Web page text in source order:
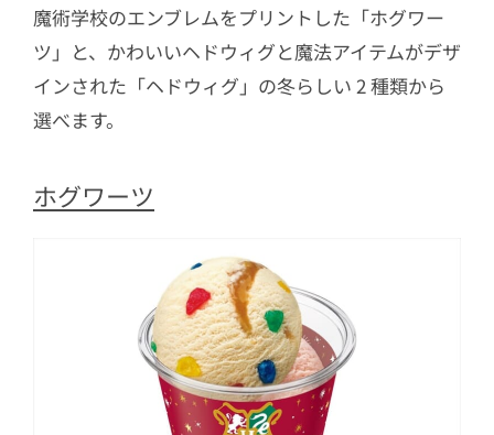
魔術学校のエンブレムをプリントした「ホグワー
ツ」と、かわいいヘドウィグと魔法アイテムがデザ
インされた「ヘドウィグ」の冬らしい 2 種類から
選べます。
ホグワーツ